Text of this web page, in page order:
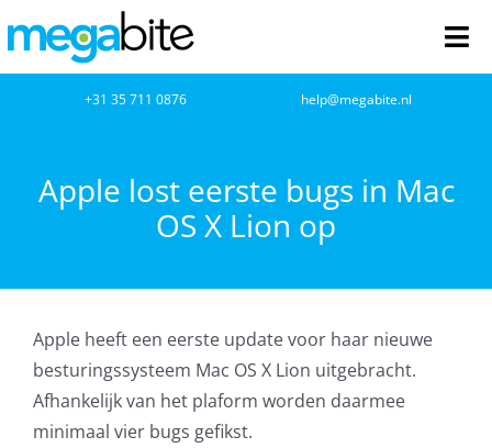
naar
inhoud
Netwerkbeheer
Cloud Computing
VOIP
+31 35 711 0876 help@megabite.nl
Apple lost eerste bugs in Mac
OS X Lion op
Apple heeft een eerste update voor haar nieuwe
besturingssysteem Mac OS X Lion uitgebracht.
Afhankelijk van het plaform worden daarmee
minimaal vier bugs gefikst.